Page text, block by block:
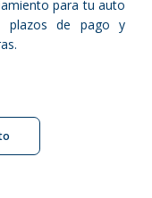
para tu auto
plazos de pago y